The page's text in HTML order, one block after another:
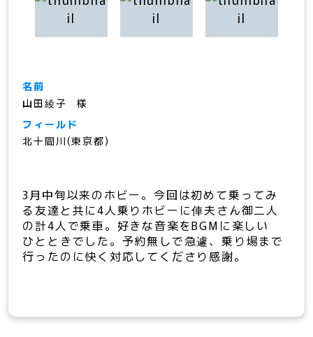
名前
山田綾子
フィールド
北十間川(東京都)
3月中旬以来のホビー。今回は初めて乗ってみ
る友達と共に4人乗りホビーに俥夫さん御二人
の計4人で乗車。好きな音楽をBGMに楽しい
ひとときでした。予約無しで急遽、乗り場まで
行ったのに快く対応してくださり感謝。